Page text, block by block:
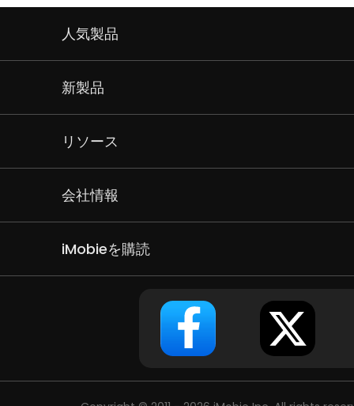
人気製品
新製品
リソース
会社情報
iMobieを購読